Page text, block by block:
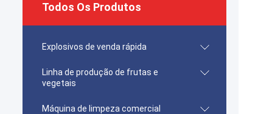
Todos Os Produtos
Explosivos de venda rápida
Linha de produção de frutas e
vegetais
Máquina de limpeza comercial